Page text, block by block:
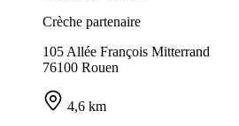
Crèche partenaire
105 Allée François Mitterrand
76100 Rouen
4,6 km